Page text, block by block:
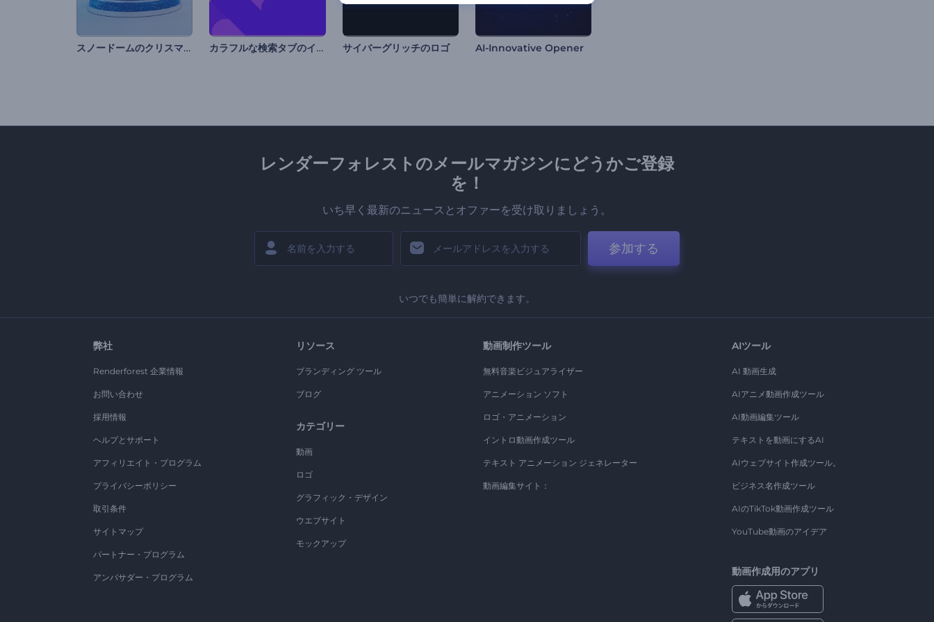
スノードームのクリスマスオープニング動画 カラフルな検索タブのイントロ動画 サイバーグリッチのロゴ AI-Innovative Opener
レンダーフォレストのメールマガジンにどうかご登録
を！
いち早く最新のニュースとオファーを受け取りましょう。
参加する
いつでも簡単に解約できます。
弊社
Renderforest 企業情報
お問い合わせ
採用情報
ヘルプとサポート
アフィリエイト・プログラム
プライバシーポリシー
取引条件
サイトマップ
パートナー・プログラム
アンバサダー・プログラム
リソース
ブランディング ツール
ブログ
カテゴリー
動画
ロゴ
グラフィック・デザイン
ウエブサイト
モックアップ
動画制作ツール
無料音楽ビジュアライザー
アニメーション ソフト
ロゴ・アニメーション
イントロ動画作成ツール
テキスト アニメーション ジェネレーター
動画編集サイト：
AIツール
AI 動画生成
AIアニメ動画作成ツール
AI動画編集ツール
テキストを動画にするAI
AIウェブサイト作成ツール。
ビジネス名作成ツール
AIのTikTok動画作成ツール
YouTube動画のアイデア
動画作成用のアプリ